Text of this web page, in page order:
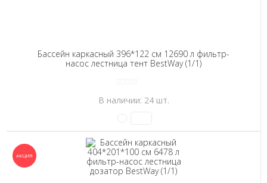
Бассейн каркасный 396*122 см 12690 л фильтр-
насос лестница тент BestWay (1/1)
В наличии: 24 шт.